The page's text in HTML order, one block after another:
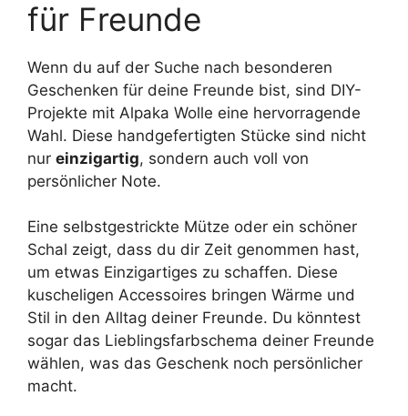
für Freunde
Wenn du auf der Suche nach besonderen
Geschenken für deine Freunde bist, sind DIY-
Projekte mit Alpaka Wolle eine hervorragende
Wahl. Diese handgefertigten Stücke sind nicht
nur einzigartig, sondern auch voll von
persönlicher Note.
Eine selbstgestrickte Mütze oder ein schöner
Schal zeigt, dass du dir Zeit genommen hast,
um etwas Einzigartiges zu schaffen. Diese
kuscheligen Accessoires bringen Wärme und
Stil in den Alltag deiner Freunde. Du könntest
sogar das Lieblingsfarbschema deiner Freunde
wählen, was das Geschenk noch persönlicher
macht.